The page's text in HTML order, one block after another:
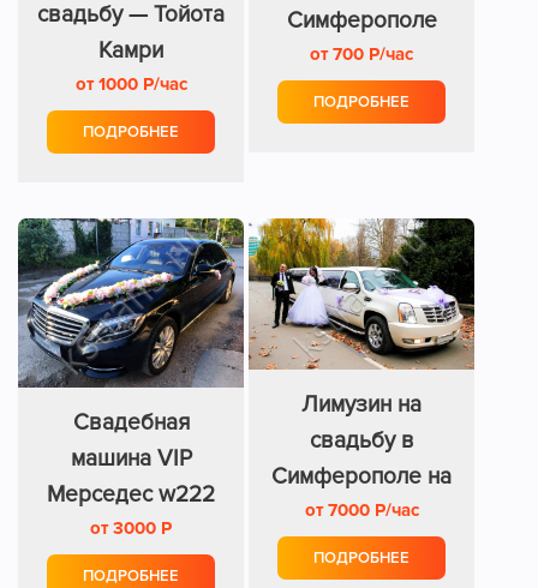
свадьбу — Тойота
Камри
от 1000 Р/час
ПОДРОБНЕЕ
Симферополе
недорого
от 700 Р/час
ПОДРОБНЕЕ
Свадебная
машина VIP
Мерседес w222
s-class
от 3000 Р
ПОДРОБНЕЕ
Лимузин на
свадьбу в
Симферополе на
15 мест
от 7000 Р/час
ПОДРОБНЕЕ